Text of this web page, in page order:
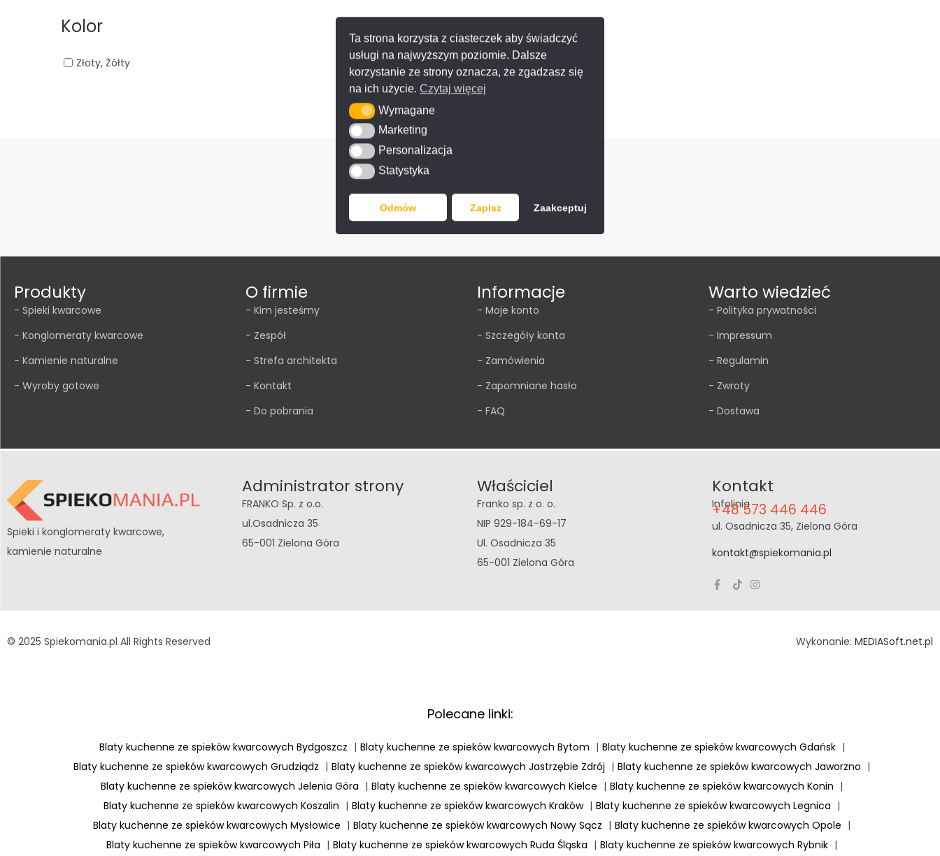
Ta strona korzysta z ciasteczek aby świadczyć
usługi na najwyższym poziomie. Dalsze
korzystanie ze strony oznacza, że zgadzasz się
na ich użycie. Czytaj więcej
WymaganeWymagane
MarketingMarketing
Personalizacja
Personalizacja
StatystykaStatystyka
Odmów Zapisz Zaakceptuj
Kolor
Złoty, Żółty
Produkty
- Spieki kwarcowe
- Konglomeraty kwarcowe
- Kamienie naturalne
- Wyroby gotowe
O firmie
- Kim jesteśmy
- Zespół
- Strefa architekta
- Kontakt
- Do pobrania
Informacje
- Moje konto
- Szczegóły konta
- Zamówienia
- Zapomniane hasło
- FAQ
Warto wiedzieć
- Polityka prywatności
- Impressum
- Regulamin
- Zwroty
- Dostawa
Spieki i konglomeraty kwarcowe,
kamienie naturalne
Administrator strony
FRANKO Sp. z o.o.
ul.Osadnicza 35
65-001 Zielona Góra
Właściciel
Franko sp. z o. o.
NIP 929-184-69-17
Ul. Osadnicza 35
65-001 Zielona Góra
Kontakt
Infolinia
+48 573 446 446
ul. Osadnicza 35, Zielona Góra
kontakt@spiekomania.pl
© 2025 Spiekomania.pl All Rights Reserved Wykonanie: MEDIASoft.net.pl
Polecane linki:
Blaty kuchenne ze spieków kwarcowych Bydgoszcz | Blaty kuchenne ze spieków kwarcowych Bytom | Blaty kuchenne ze spieków kwarcowych Gdańsk |
Blaty kuchenne ze spieków kwarcowych Grudziądz | Blaty kuchenne ze spieków kwarcowych Jastrzębie Zdrój | Blaty kuchenne ze spieków kwarcowych Jaworzno |
Blaty kuchenne ze spieków kwarcowych Jelenia Góra | Blaty kuchenne ze spieków kwarcowych Kielce | Blaty kuchenne ze spieków kwarcowych Konin |
Blaty kuchenne ze spieków kwarcowych Koszalin | Blaty kuchenne ze spieków kwarcowych Kraków | Blaty kuchenne ze spieków kwarcowych Legnica |
Blaty kuchenne ze spieków kwarcowych Mysłowice | Blaty kuchenne ze spieków kwarcowych Nowy Sącz | Blaty kuchenne ze spieków kwarcowych Opole |
Blaty kuchenne ze spieków kwarcowych Piła | Blaty kuchenne ze spieków kwarcowych Ruda Śląska | Blaty kuchenne ze spieków kwarcowych Rybnik |